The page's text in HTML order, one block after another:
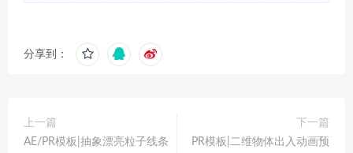
分享到：
上一篇
AE/PR模板|抽象漂亮粒子线条
下一篇
PR模板|二维物体出入动画预